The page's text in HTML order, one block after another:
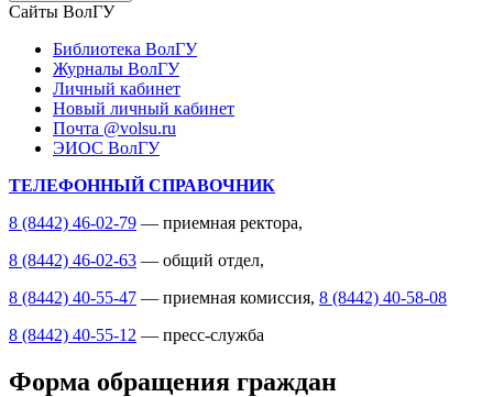
Сайты ВолГУ
Библиотека ВолГУ
Журналы ВолГУ
Личный кабинет
Новый личный кабинет
Почта @volsu.ru
ЭИОС ВолГУ
ТЕЛЕФОННЫЙ СПРАВОЧНИК
8 (8442) 46-02-79 — приемная ректора,
8 (8442) 46-02-63 — общий отдел,
8 (8442) 40-55-47 — приемная комиссия, 8 (8442) 40-58-08
8 (8442) 40-55-12 — пресс-служба
Форма обращения граждан